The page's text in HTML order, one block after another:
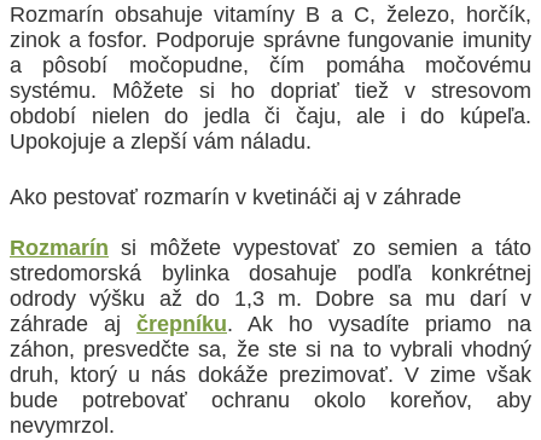
Rozmarín obsahuje vitamíny B a C, železo, horčík,
zinok a fosfor. Podporuje správne fungovanie imunity
a pôsobí močopudne, čím pomáha močovému
systému. Môžete si ho dopriať tiež v stresovom
období nielen do jedla či čaju, ale i do kúpeľa.
Upokojuje a zlepší vám náladu.
Ako pestovať rozmarín v kvetináči aj v záhrade
Rozmarín si môžete vypestovať zo semien a táto
stredomorská bylinka dosahuje podľa konkrétnej
odrody výšku až do 1,3 m. Dobre sa mu darí v
záhrade aj črepníku. Ak ho vysadíte priamo na
záhon, presvedčte sa, že ste si na to vybrali vhodný
druh, ktorý u nás dokáže prezimovať. V zime však
bude potrebovať ochranu okolo koreňov, aby
nevymrzol.